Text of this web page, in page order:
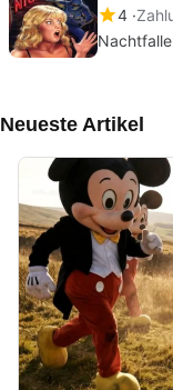
4
Neueste Artikel